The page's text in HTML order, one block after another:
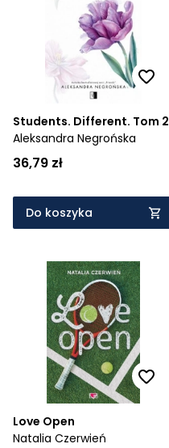
Students. Different. Tom 2
Aleksandra Negrońska
36,79 zł
Do koszyka
Love Open
Natalia Czerwień